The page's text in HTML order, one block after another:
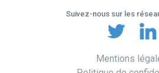
Suivez-nous sur les
Mentions